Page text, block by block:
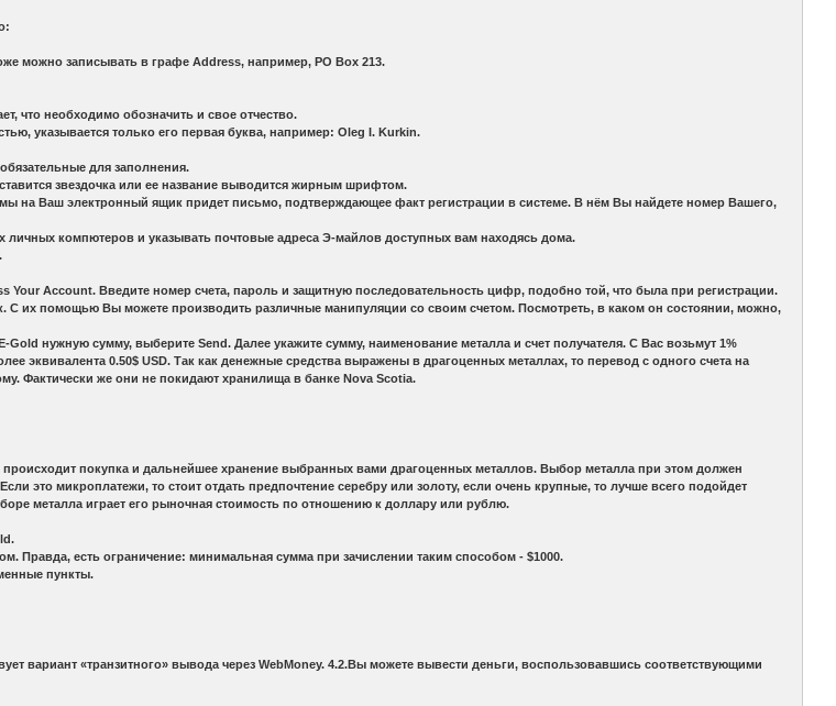
можно записывать в графе Address, например, PO Box 213.
что необходимо обозначить и свое отчество.
указывается только его первая буква, например: Oleg I. Kurkin.
для заполнения.
звездочка или ее название выводится жирным шрифтом.
на Ваш электронный ящик придет письмо, подтверждающее факт регистрации в системе. В нём Вы найдете номер Вашего,
компютеров и указывать почтовые адреса Э-майлов доступных вам находясь дома.
Your Account. Введите номер счета, пароль и защитную последовательность цифр, подобно той, что была при регистрации.
С их помощью Вы можете производить различные манипуляции со своим счетом. Посмотреть, в каком он состоянии, можно,
нужную сумму, выберите Send. Далее укажите сумму, наименование металла и счет получателя. С Вас возьмут 1%
эквивалента 0.50$ USD. Так как денежные средства выражены в драгоценных металлах, то перевод с одного счета на
Фактически же они не покидают хранилища в банке Nova Scotia.
покупка и дальнейшее хранение выбранных вами драгоценных металлов. Выбор металла при этом должен
это микроплатежи, то стоит отдать предпочтение серебру или золоту, если очень крупные, то лучше всего подойдет
металла играет его рыночная стоимость по отношению к доллару или рублю.
Правда, есть ограничение: минимальная сумма при зачислении таким способом - $1000.
пункты.
вариант «транзитного» вывода через WebMoney. 4.2.Вы можете вывести деньги, воспользовавшись соответствующими